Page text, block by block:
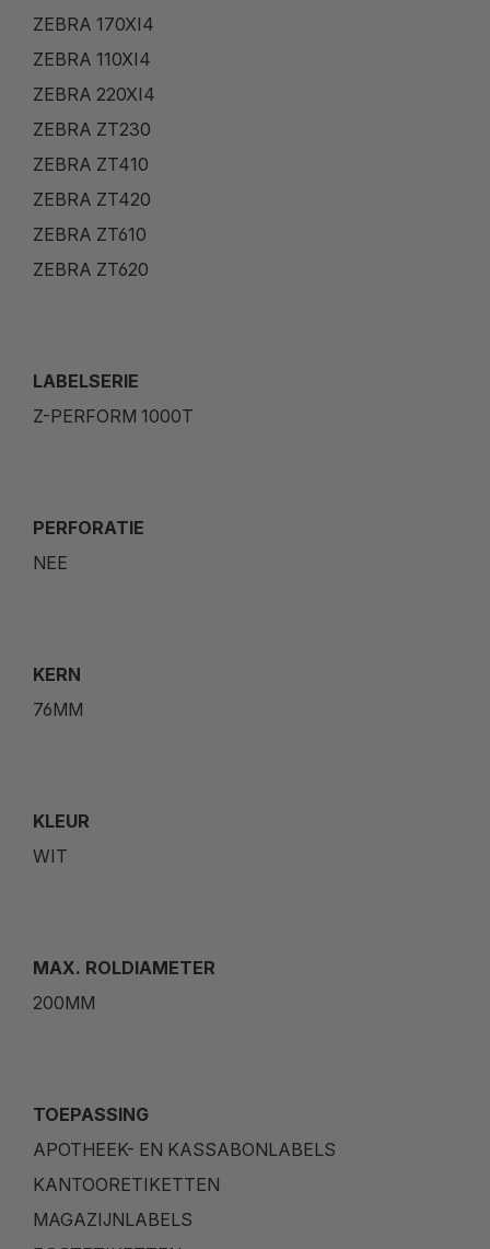
ZEBRA 170XI4
ZEBRA 110XI4
ZEBRA 220XI4
ZEBRA ZT230
ZEBRA ZT410
ZEBRA ZT420
ZEBRA ZT610
ZEBRA ZT620
LABELSERIE
Z-PERFORM 1000T
PERFORATIE
NEE
KERN
76MM
KLEUR
WIT
MAX. ROLDIAMETER
200MM
TOEPASSING
APOTHEEK- EN KASSABONLABELS
KANTOORETIKETTEN
MAGAZIJNLABELS